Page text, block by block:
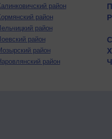
район
район
район
район
район
район
П
Р
С
Х
Ч